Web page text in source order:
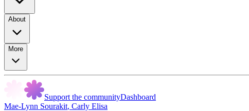
About
More
Support the communityDashboard
Mae-Lynn Sourakit, Carly Elisa